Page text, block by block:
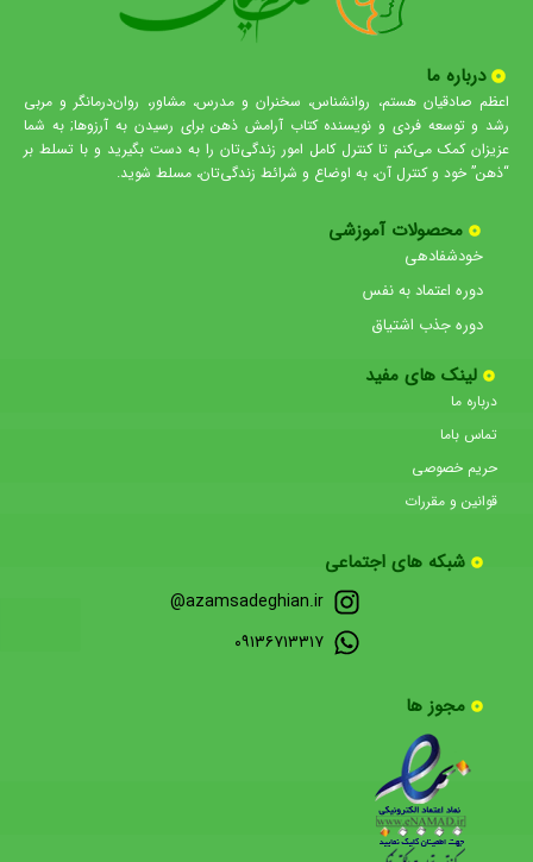
درباره ما
اعظم صادقیان هستم، روانشناس، سخنران و مدرس، مشاور، روان‌درمانگر و مربی
رشد و توسعه فردی و نویسنده کتاب آرامش ذهن برای رسیدن به آرزوها; به شما
عزیزان کمک می‌کنم تا کنترل کامل امور زندگی‌تان را به دست بگیرید و با تسلط بر
“ذهن” خود و کنترل آن، به اوضاع و شرائط زندگی‌تان، مسلط شوید.
محصولات آموزشی
خودشفادهی
دوره اعتماد به نفس
دوره جذب اشتیاق
لینک های مفید
درباره ما
تماس باما
حریم خصوصی
قوانین و مقررات
شبکه های اجتماعی
azamsadeghian.ir@
۰۹۱۳۶۷۱۳۳۱۷
مجوز ها